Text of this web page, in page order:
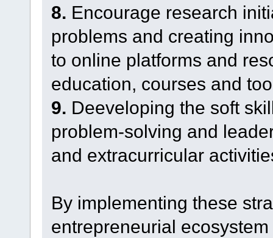
8. Encourage research
problems and creating
to online platforms and
education, courses and
9. Deeveloping the soft
problem-solving and
and extracurricular
By implementing these
entrepreneurial